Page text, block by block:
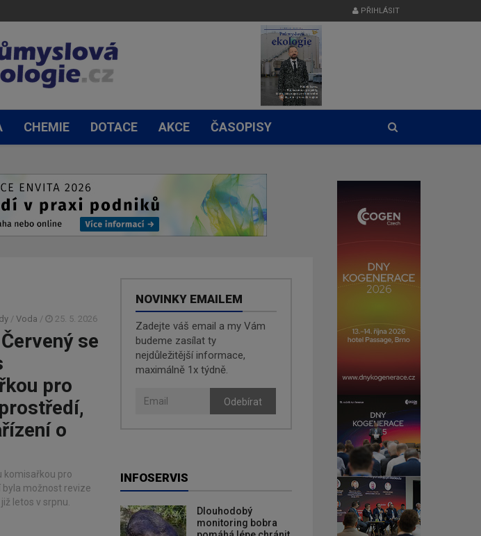
PŘIHLÁSIT
CHEMIE DOTACE AKCE ČASOPISY
/ Voda / 25. 5. 2026
se
pro
o
komisařkou pro
možnost revize
letos v srpnu.
NOVINKY EMAILEM
Zadejte váš email a my Vám
budeme zasílat ty
nejdůležitější informace,
maximálně 1x týdně.
Odebírat
INFOSERVIS
Dlouhodobý
monitoring bobra